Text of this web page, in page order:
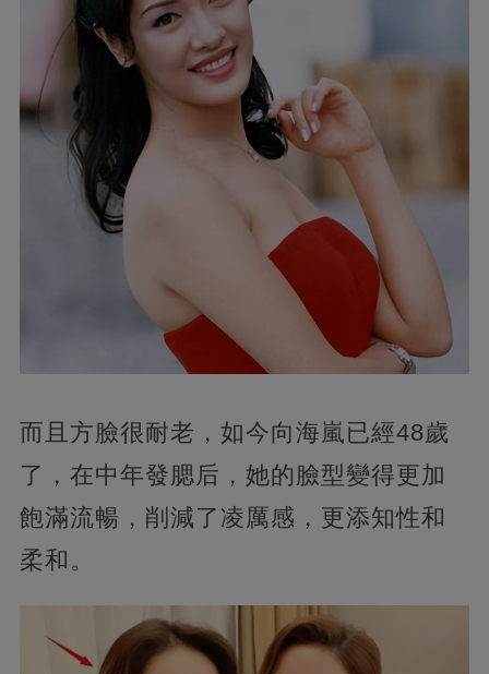
而且方臉很耐老，如今向海嵐已經48歲
了，在中年發腮后，她的臉型變得更加
飽滿流暢，削減了凌厲感，更添知性和
柔和。